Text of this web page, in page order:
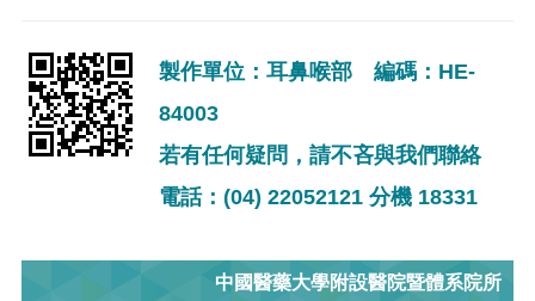
製作單位：耳鼻喉部 編碼：HE-
84003
若有任何疑問，請不吝與我們聯絡
電話：(04) 22052121 分機 18331
中國醫藥大學附設醫院暨體系院所